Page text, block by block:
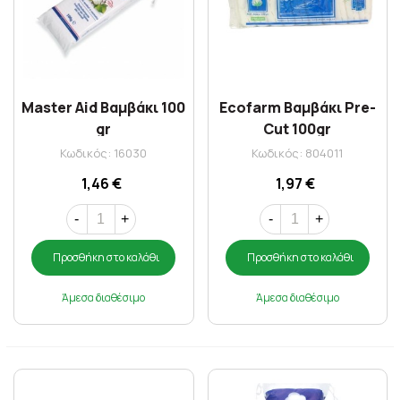
Master Aid Βαμβάκι 100
gr
Κωδικός: 16030
1,46 €
- +
Προσθήκη στο καλάθι
Άμεσα διαθέσιμο
Ecofarm Βαμβάκι Pre-
Cut 100gr
Κωδικός: 804011
1,97 €
- +
Προσθήκη στο καλάθι
Άμεσα διαθέσιμο